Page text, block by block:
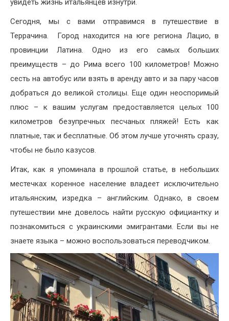
увидеть жизнь итальянцев изнутри.
Сегодня, мы с вами отправимся в путешествие в
Террачина. Город находится на юге региона Лацио, в
провинции Латина. Одно из его самых больших
преимуществ – до Рима всего 100 километров! Можно
сесть на автобус или взять в аренду авто и за пару часов
добраться до великой столицы. Еще один неоспоримый
плюс – к вашим услугам предоставляется целых 100
километров безупречных песчаных пляжей! Есть как
платные, так и бесплатные. Об этом лучше уточнять сразу,
чтобы не было казусов.
Итак, как я упоминала в прошлой статье, в небольших
местечках коренное население владеет исключительно
итальянским, изредка – английским. Однако, в своем
путешествии мне довелось найти русскую официантку и
познакомиться с украинскими эмигрантами. Если вы не
знаете языка – можно воспользоваться переводчиком.